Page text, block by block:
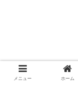
メニュー ホーム